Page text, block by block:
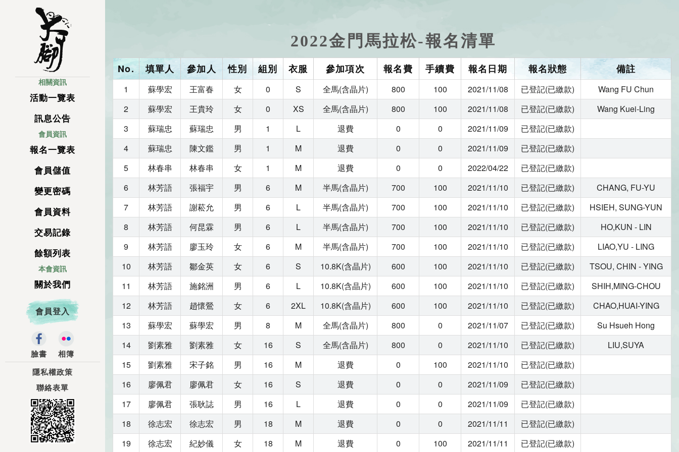
相關資訊
活動一覽表
訊息公告
會員資訊
報名一覽表
會員儲值
變更密碼
會員資料
交易記錄
餘額列表
本會資訊
關於我們
會員登入
臉書 相簿
隱私權政策
聯絡表單
2022金門馬拉松-報名清單
No. 填單人 參加人 性別 組別 衣服 參加項次 報名費 手續費 報名日期 報名狀態 備註
1 蘇學宏 王富春 女 0 S 全馬(含晶片) 800 100 2021/11/08 已登記(已繳款)
Wang FU Chun
2
蘇學宏 王貴玲 女 0 XS 全馬(含晶片) 800 100 2021/11/08 已登記(已繳款)
Wang Kuei-Ling
3
蘇瑞忠 蘇瑞忠 男 1 L 退費 0 0 2021/11/09
已登記(已繳款)
4
蘇瑞忠 陳文鑑 男 1 M 退費 0 0 2021/11/09
已登記(已繳款)
5
林春串 林春串 女 1 M 退費 0 0 2022/04/22
已登記(已繳款)
6
林芳語 張福宇 男 6 M 半馬(含晶片) 700 100 2021/11/10 已登記(已繳款)
CHANG, FU-YU
7
林芳語 謝菘允 男 6 L 半馬(含晶片) 700 100 2021/11/10 已登記(已繳款)
HSIEH, SUNG-YUN
8
林芳語 何昆霖 男 6 L 半馬(含晶片) 700 100 2021/11/10 已登記(已繳款)
HO,KUN - LIN
9
林芳語 廖玉玲 女 6 M 半馬(含晶片) 700 100 2021/11/10 已登記(已繳款)
LIAO,YU - LING
10
林芳語 鄒金英 女 6 S 10.8K(含晶片) 600 100 2021/11/10 已登記(已繳款)
TSOU, CHIN - YING
11
林芳語 施銘洲 男 6 L 10.8K(含晶片) 600 100 2021/11/10 已登記(已繳款)
SHIH,MING-CHOU
12
林芳語 趙懷鶯 女 6 2XL 10.8K(含晶片) 600 100 2021/11/10 已登記(已繳款)
CHAO,HUAI-YING
13
蘇學宏 蘇學宏 男 8 M 全馬(含晶片) 800 0 2021/11/07 已登記(已繳款)
Su Hsueh Hong
14
劉素雅 劉素雅 女 16 S 全馬(含晶片) 800 0 2021/11/10 已登記(已繳款)
LIU,SUYA
15
劉素雅 宋子銘 男 16 M 退費 0 100 2021/11/10
已登記(已繳款)
16
廖佩君 廖佩君 女 16 S 退費 0 0 2021/11/09
已登記(已繳款)
17
廖佩君 張耿誌 男 16 L 退費 0 0 2021/11/09
已登記(已繳款)
18
徐志宏 徐志宏 男 18 M 退費 0 0 2021/11/11
已登記(已繳款)
19
徐志宏 紀妙儀 女 18 M 退費 0 100 2021/11/11 已登記(已繳款)